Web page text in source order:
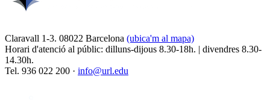
Claravall 1-3. 08022 Barcelona (ubica'm al mapa)
Horari d'atenció al públic: dilluns-dijous 8.30-18h. | divendres 8.30-
14.30h.
Tel. 936 022 200 · info@url.edu